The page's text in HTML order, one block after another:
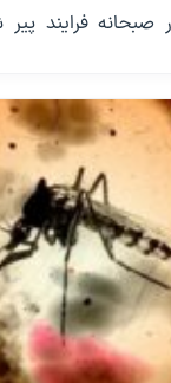
صبحانه فرایند